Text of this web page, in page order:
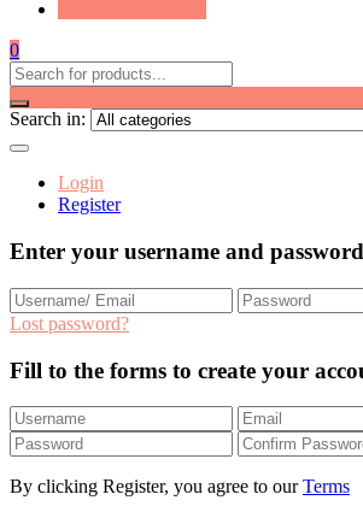
0
Search in:
Login
Register
Enter your username and
Lost password?
Fill to the forms to create your
By clicking Register, you agree to ourTerms